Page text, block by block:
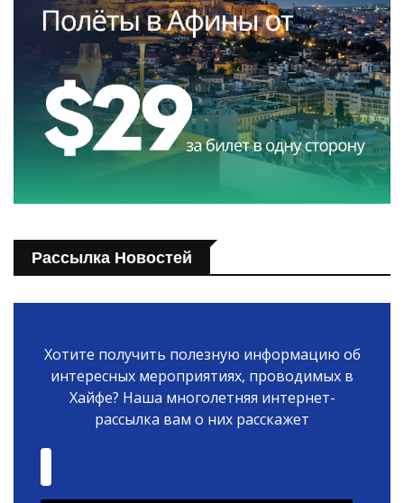
Рассылка Новостей
Хотите получить полезную информацию об
интересных мероприятиях, проводимых в
Хайфе? Наша многолетняя интернет-
рассылка вам о них расскажет